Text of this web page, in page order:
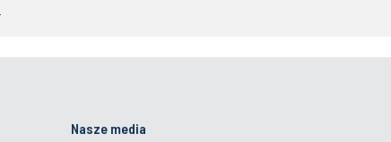
Nasze media